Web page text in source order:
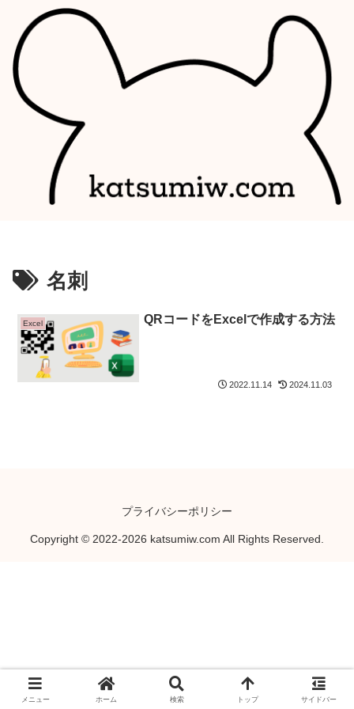
名刺
Excel QRコードをExcelで作成する方法
2022.11.14 2024.11.03
プライバシーポリシー
Copyright © 2022-2026 katsumiw.com All Rights Reserved.
メニュー ホーム 検索 トップ サイドバー